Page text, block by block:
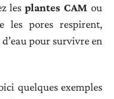
lesplantes CAM ou
les pores respirent,
pour survivre en
quelques exemples